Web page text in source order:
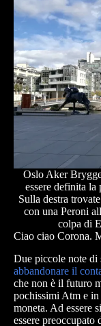
Oslo Aker
essere definita
Sulla destra
con una Peroni
colpa di
Ciao ciao Corona.
Due piccole note
abbandonare il
che non è il futuro
pochissimi Atm e
moneta. Ad essere
essere preoccupato